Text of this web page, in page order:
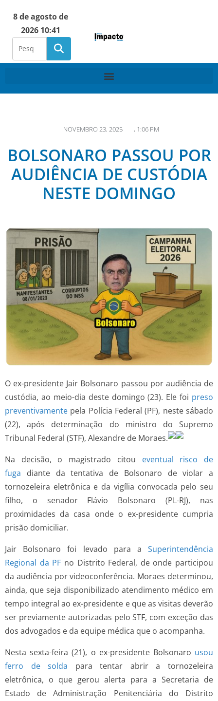
8 de agosto de
2026 10:41
NOVEMBRO 23, 2025 , 1:06 PM
BOLSONARO PASSOU POR
AUDIÊNCIA DE CUSTÓDIA
NESTE DOMINGO
O ex-presidente Jair Bolsonaro passou por audiência de
custódia, ao meio-dia deste domingo (23). Ele foi preso
preventivamente pela Polícia Federal (PF), neste sábado
(22), após determinação do ministro do Supremo
Tribunal Federal (STF), Alexandre de Moraes.
Na decisão, o magistrado citou eventual risco de
fuga diante da tentativa de Bolsonaro de violar a
tornozeleira eletrônica e da vigília convocada pelo seu
filho, o senador Flávio Bolsonaro (PL-RJ), nas
proximidades da casa onde o ex-presidente cumpria
prisão domiciliar.
Jair Bolsonaro foi levado para a Superintendência
Regional da PF no Distrito Federal, de onde participou
da audiência por videoconferência. Moraes determinou,
ainda, que seja disponibilizado atendimento médico em
tempo integral ao ex-presidente e que as visitas deverão
ser previamente autorizadas pelo STF, com exceção das
dos advogados e da equipe médica que o acompanha.
Nesta sexta-feira (21), o ex-presidente Bolsonaro usou
ferro de solda para tentar abrir a tornozeleira
eletrônica, o que gerou alerta para a Secretaria de
Estado de Administração Penitenciária do Distrito